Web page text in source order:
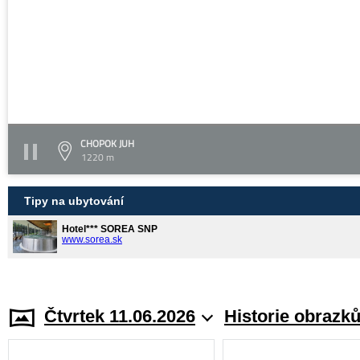
CHOPOK JUH
1220 m
Tipy na ubytování
Hotel*** SOREA SNP
www.sorea.sk
Čtvrtek 11.06.2026 Historie obrazků